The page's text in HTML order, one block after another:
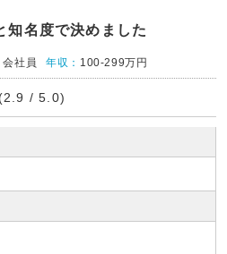
知名度で決めました
会社員 年収： 100-299万円
(2.9 / 5.0)